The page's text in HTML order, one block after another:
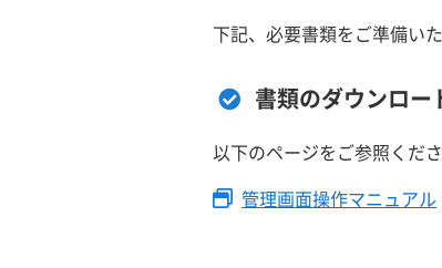
下記、必要書類をご準備い
書類のダウンロー
以下のページをご参照くださ
管理画面操作マニュアル